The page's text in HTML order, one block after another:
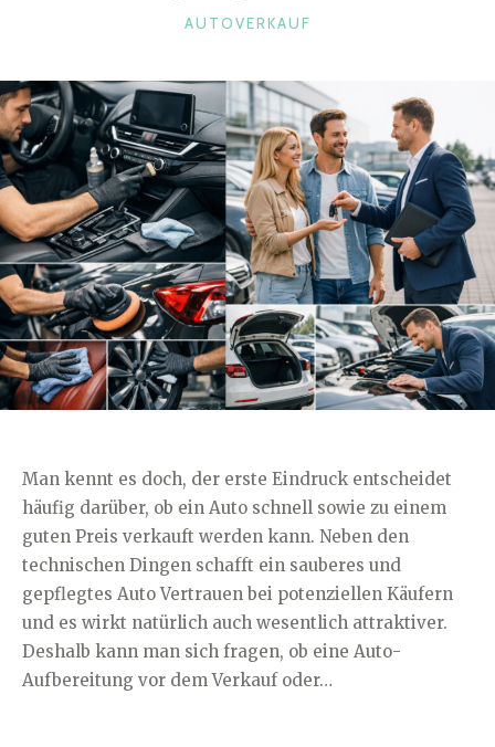
KATEGORIEN
AUTOVERKAUF
Man kennt es doch, der erste Eindruck entscheidet
häufig darüber, ob ein Auto schnell sowie zu einem
guten Preis verkauft werden kann. Neben den
technischen Dingen schafft ein sauberes und
gepflegtes Auto Vertrauen bei potenziellen Käufern
und es wirkt natürlich auch wesentlich attraktiver.
Deshalb kann man sich fragen, ob eine Auto-
Aufbereitung vor dem Verkauf oder…